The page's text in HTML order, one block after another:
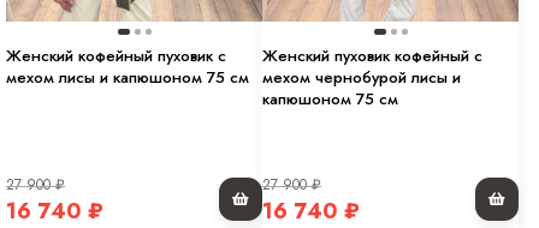
Женский кофейный пуховик с
мехом лисы и капюшоном 75 см
27 900₽
16 740 ₽
Женский пуховик кофейный с
мехом чернобурой лисы и
капюшоном 75 см
27 900₽
16 740 ₽